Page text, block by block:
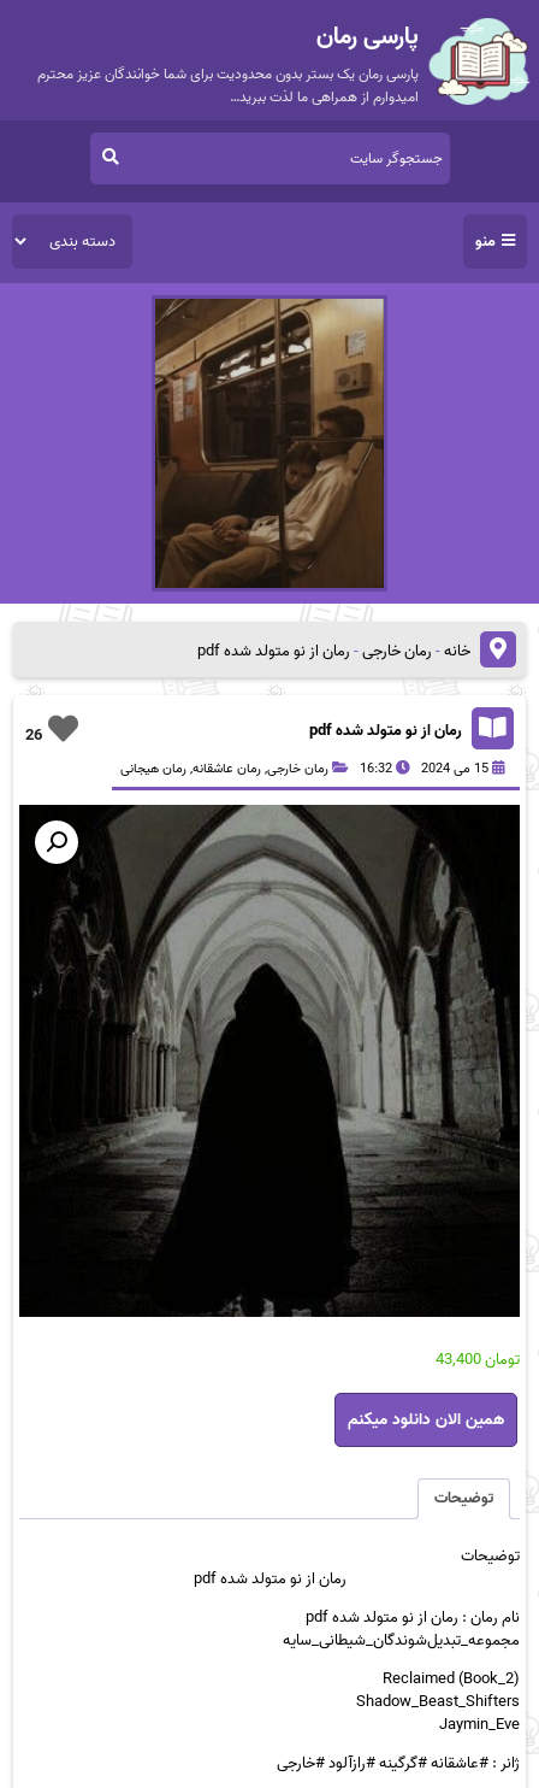
پارسی رمان
پارسی رمان یک بستر بدون محدودیت برای شما خوانندگان عزیز محترم
امیدوارم از همراهی ما لذت ببرید…
منو
خانه-رمان خارجی-رمان از نو متولد شده pdf
26 رمان از نو متولد شده pdf
15 می 2024 16:32 رمان خارجی,رمان عاشقانه,رمان هیجانی
تومان43,400
رمان
نو
شده
pdf
همین الان دانلود میکنم
توضیحات
توضیحات
رمان از نو متولد شده pdf
نام رمان : رمان از نو متولد شده pdf
مجموعه_تبدیل‌شوندگان_شیطانی_سایه
Reclaimed (Book_2)
Shadow_Beast_Shifters
Jaymin_Eve
ژانر : #عاشقانه #گرگینه #رازآلود #خارجی